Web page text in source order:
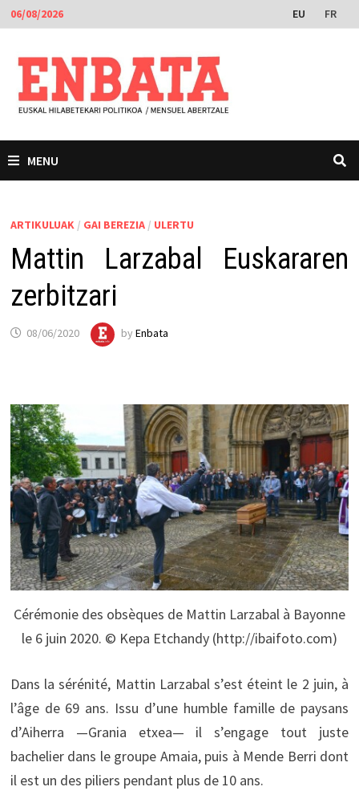
Skip
to
content
06/08/2026 EU FR
MENU
ARTIKULUAK / GAI BEREZIA/ ULERTU
Mattin Larzabal Euskararen
zerbitzari
08/06/2020 by Enbata
Cérémonie des obsèques de Mattin Larzabal à Bayonne
le 6 juin 2020. © Kepa Etchandy (http://ibaifoto.com)
Dans la sérénité, Mattin Larzabal s’est éteint le 2 juin, à
l’âge de 69 ans. Issu d’une humble famille de paysans
d’Aiherra —Grania etxea— il s’engage tout juste
bachelier dans le groupe Amaia, puis à Mende Berri dont
il est un des piliers pendant plus de 10 ans.